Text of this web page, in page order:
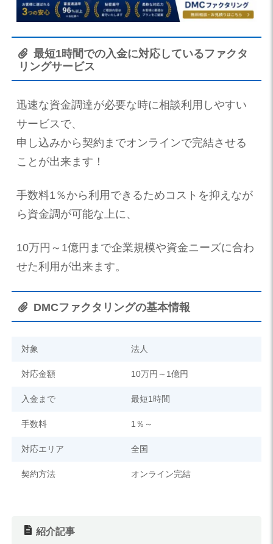
最短1時間での入金に対応しているファクタ
リングサービス
迅速な資金調達が必要な時に相談利用しやすい
サービスで、
申し込みから契約までオンラインで完結させる
ことが出来ます！
手数料1％から利用できるためコストを抑えなが
ら資金調が可能な上に、
10万円～1億円まで企業規模や資金ニーズに合わ
せた利用が出来ます。
DMCファクタリングの基本情報
対象 法人
対応金額 10万円～1億円
入金まで 最短1時間
手数料 1％～
対応エリア 全国
契約方法 オンライン完結
紹介記事